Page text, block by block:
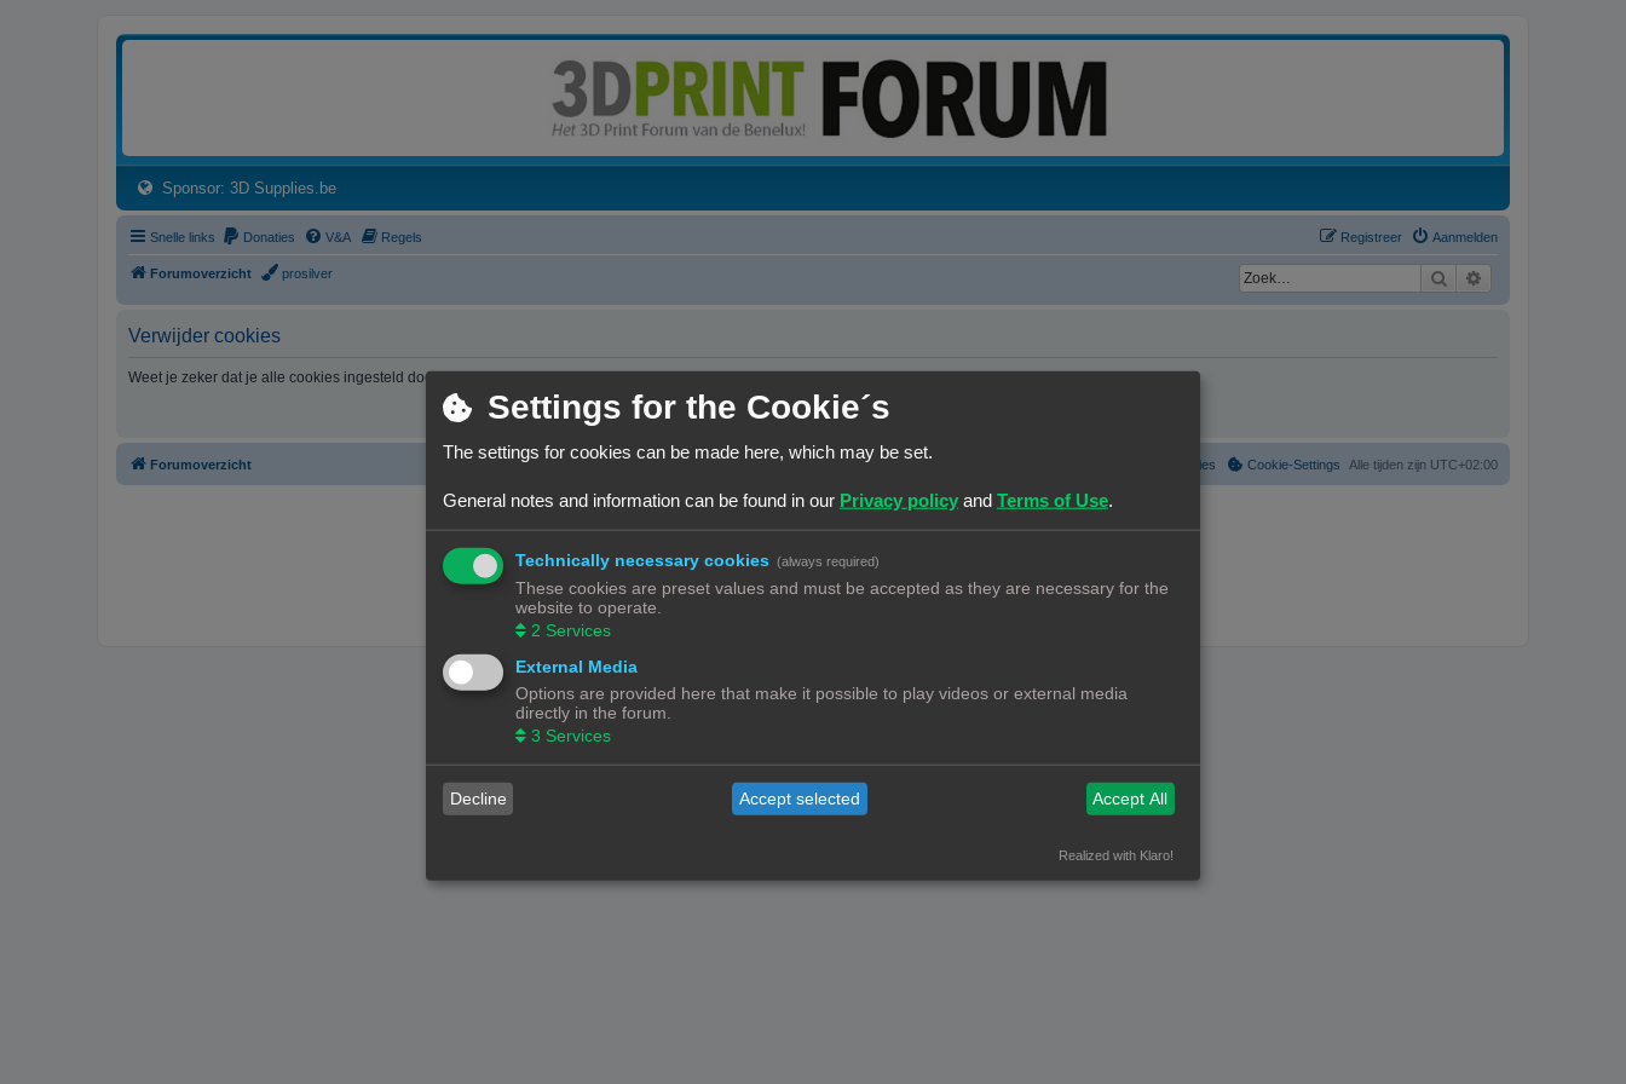
Sponsor: 3D Supplies.be(Opens a new tab)
Snelle links Donaties V&A Regels Aanmelden
Registreer
Forumoverzicht prosilver Zoek
Verwijder cookies
Weet je zeker dat je alle cookies ingesteld door dit forum wil verwijderen?
Forumoverzicht Alle tijden zijn UTC+02:00
Cookie-Settings
Verwijder cookies
© Copyright ! - 3dprintforum.eu
Powered byphpBB ® Forum Software © phpBB Limited
Nederlandse vertaling door
.
Settings for the Cookie´s
The settings for cookies can be made here, which may be set.
General notes and information can be found in our Privacy policy and Terms of Use.
Technically necessary cookies (always required)
These cookies are preset values and must be accepted as they are necessary for the
website to operate.
2 Services
External Media
Options are provided here that make it possible to play videos or external media
directly in the forum.
3 Services
Decline Accept selected Accept All
Realized with Klaro!